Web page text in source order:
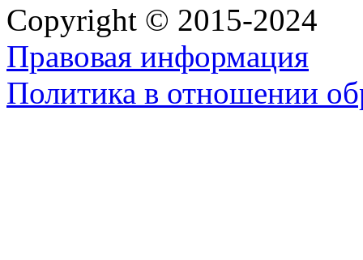
Copyright © 2015-2024
Правовая информация
Политика в отношении